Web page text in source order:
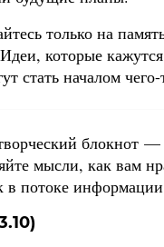
только на
которые
стать началом
блокнот
мысли, как вам
потоке